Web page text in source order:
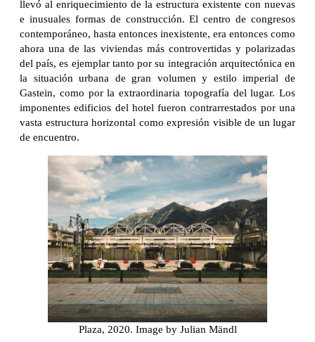
llevó al enriquecimiento de la estructura existente con nuevas
e inusuales formas de construcción. El centro de congresos
contemporáneo, hasta entonces inexistente, era entonces como
ahora una de las viviendas más controvertidas y polarizadas
del país, es ejemplar tanto por su integración arquitectónica en
la situación urbana de gran volumen y estilo imperial de
Gastein, como por la extraordinaria topografía del lugar. Los
imponentes edificios del hotel fueron contrarrestados por una
vasta estructura horizontal como expresión visible de un lugar
de encuentro.
Plaza, 2020. Image by Julian Mändl